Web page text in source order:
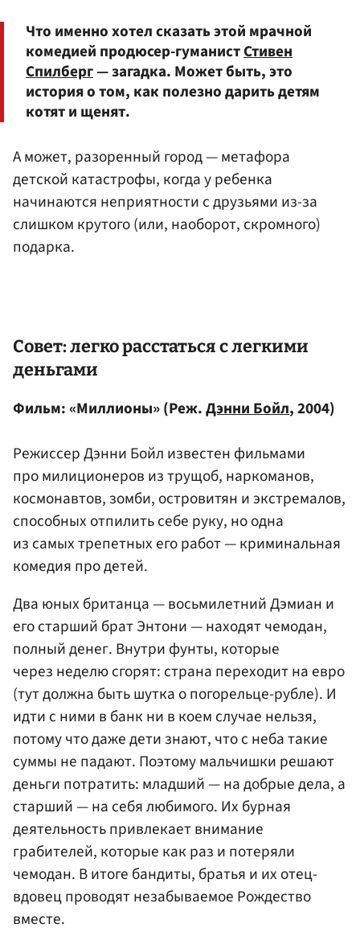
Что именно хотел сказать этой мрачной
комедией продюсер-гуманистСтивен
Спилберг— загадка. Может быть, это
история о том, как полезно дарить детям
котят и щенят.
А может, разоренный город — метафора
детской катастрофы, когда у ребенка
начинаются неприятности с друзьями из-за
слишком крутого (или, наоборот, скромного)
подарка.
Совет: легко расстаться с легкими
деньгами
Фильм: «Миллионы» (Реж.Дэнни Бойл, 2004)
Режиссер Дэнни Бойл известен фильмами
про милиционеров из трущоб, наркоманов,
космонавтов, зомби, островитян и экстремалов,
способных отпилить себе руку, но одна
из самых трепетных его работ — криминальная
комедия про детей.
Два юных британца — восьмилетний Дэмиан и
его старший брат Энтони — находят чемодан,
полный денег. Внутри фунты, которые
через неделю сгорят: страна переходит на евро
(тут должна быть шутка о погорельце-рубле). И
идти с ними в банк ни в коем случае нельзя,
потому что даже дети знают, что с неба такие
суммы не падают. Поэтому мальчишки решают
деньги потратить: младший — на добрые дела, а
старший — на себя любимого. Их бурная
деятельность привлекает внимание
грабителей, которые как раз и потеряли
чемодан. В итоге бандиты, братья и их отец-
вдовец проводят незабываемое Рождество
вместе.